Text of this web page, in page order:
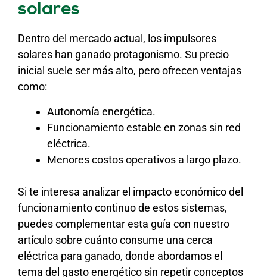
solares
Dentro del mercado actual, los impulsores
solares han ganado protagonismo. Su precio
inicial suele ser más alto, pero ofrecen ventajas
como:
Autonomía energética.
Funcionamiento estable en zonas sin red
eléctrica.
Menores costos operativos a largo plazo.
Si te interesa analizar el impacto económico del
funcionamiento continuo de estos sistemas,
puedes complementar esta guía con nuestro
artículo sobre cuánto consume una cerca
eléctrica para ganado, donde abordamos el
tema del gasto energético sin repetir conceptos